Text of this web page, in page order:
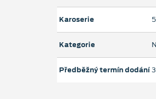
Karoserie
Kategorie
Předběžný termín dodání